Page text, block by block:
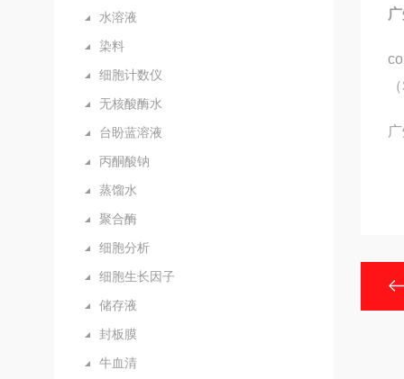
水溶液
染料
细胞计数仪
无核酸酶水
台盼蓝溶液
丙酮酸钠
蒸馏水
聚合酶
细胞分析
细胞生长因子
储存液
封板膜
牛血清